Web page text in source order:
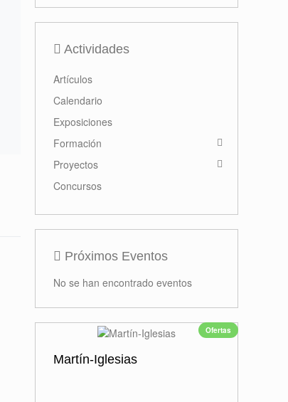
Actividades
Artículos
Calendario
Exposiciones
Formación
Proyectos
Concursos
Próximos Eventos
No se han encontrado eventos
Ofertas
Martín-Iglesias